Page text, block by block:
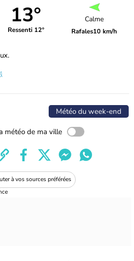
13°
Ressenti 12°
Calme
Rafales10 km/h
Météo du week-end
météo de ma ville
à vos sources préférées